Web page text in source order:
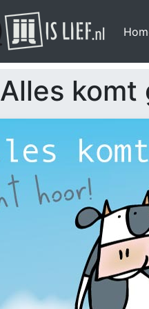
Alles komt